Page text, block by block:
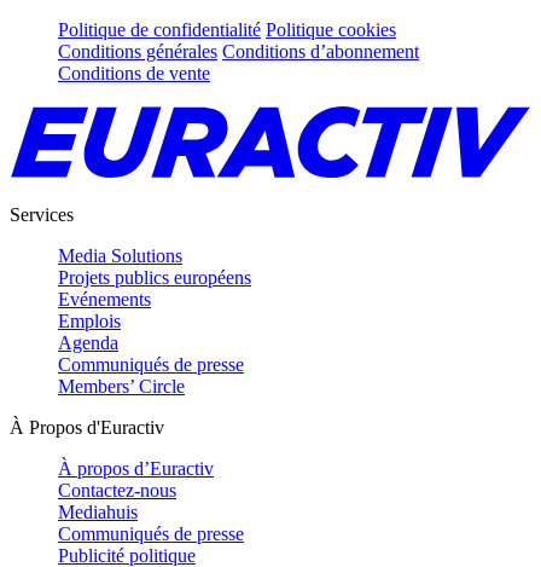
Politique de confidentialité Politique cookies
Conditions générales Conditions d’abonnement
Conditions de vente
Services
Media Solutions
Projets publics européens
Evénements
Emplois
Agenda
Communiqués de presse
Members’ Circle
À Propos d'Euractiv
À propos d’Euractiv
Contactez-nous
Mediahuis
Communiqués de presse
Publicité politique